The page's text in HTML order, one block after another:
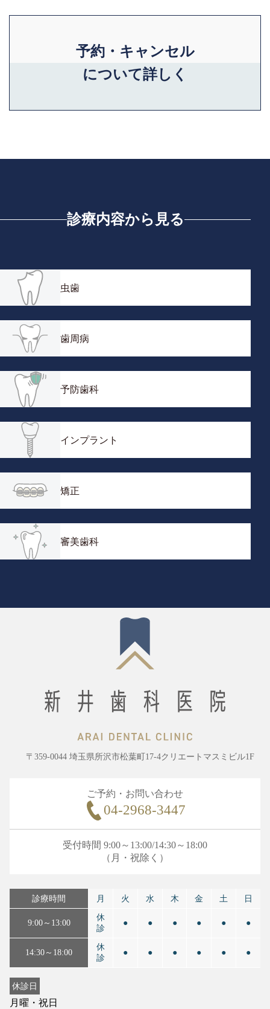
予約・キャンセル
について詳しく
診療内容から見る
虫歯
歯周病
予防歯科
インプラント
矯正
審美歯科
〒359-0044 埼玉県所沢市松葉町17-4クリエートマスミビル1F
ご予約・お問い合わせ
04-2968-3447
受付時間 9:00～13:00/14:30～18:00
（月・祝除く）
診療時間 月 火 水 木 金 土 日
9:00～13:00
休
診
● ● ● ● ● ●
14:30～18:00
休
診
● ● ● ● ● ●
休診日
月曜・祝日